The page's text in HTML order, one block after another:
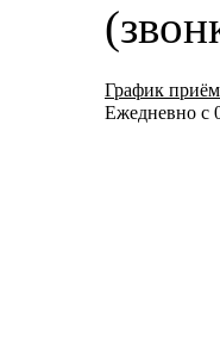
График
Ежедневно с